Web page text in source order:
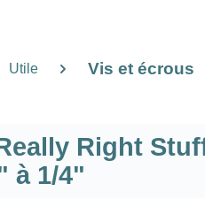
Utile Vis et écrous
Right
à 1/4"